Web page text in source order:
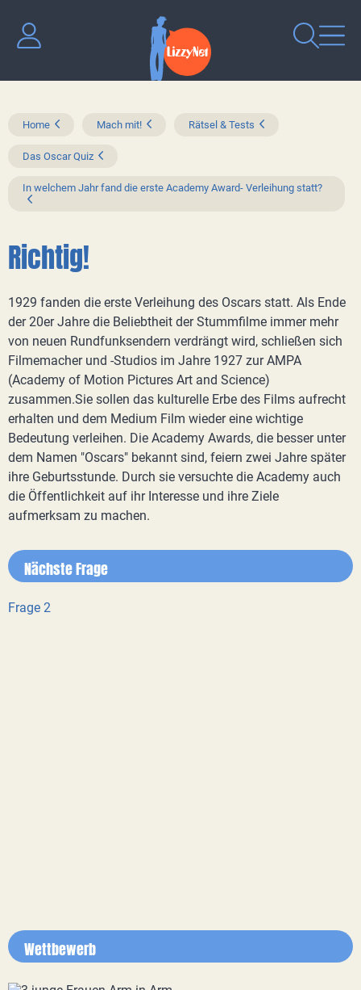
Home Mach mit! Rätsel & Tests
Das Oscar Quiz
In welchem Jahr fand die erste Academy Award- Verleihung statt?
Richtig!
1929 fanden die erste Verleihung des Oscars statt. Als Ende
der 20er Jahre die Beliebtheit der Stummfilme immer mehr
von neuen Rundfunksendern verdrängt wird, schließen sich
Filmemacher und -Studios im Jahre 1927 zur AMPA
(Academy of Motion Pictures Art and Science)
zusammen.Sie sollen das kulturelle Erbe des Films aufrecht
erhalten und dem Medium Film wieder eine wichtige
Bedeutung verleihen. Die Academy Awards, die besser unter
dem Namen "Oscars" bekannt sind, feiern zwei Jahre später
ihre Geburtsstunde. Durch sie versuchte die Academy auch
die Öffentlichkeit auf ihr Interesse und ihre Ziele
aufmerksam zu machen.
Nächste Frage
Frage 2
Wettbewerb